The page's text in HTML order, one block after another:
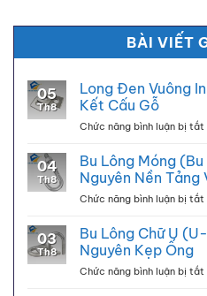
BÀI VIẾT
05
Th8
Long Đen Vuông
Kết Cấu Gỗ
Chức năng bình luận bị tắt
04
Th8
Bu Lông Móng
Nguyên Nền Tảng
Chức năng bình luận bị tắt
03
Th8
Bu Lông Chữ U
Nguyên Kẹp Ống
Chức năng bình luận bị tắt